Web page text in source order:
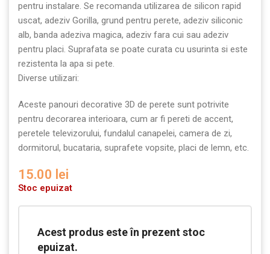
pentru instalare. Se recomanda utilizarea de silicon rapid
uscat, adeziv Gorilla, grund pentru perete, adeziv siliconic
alb, banda adeziva magica, adeziv fara cui sau adeziv
pentru placi. Suprafata se poate curata cu usurinta si este
rezistenta la apa si pete.
Diverse utilizari:
Aceste panouri decorative 3D de perete sunt potrivite
pentru decorarea interioara, cum ar fi pereti de accent,
peretele televizorului, fundalul canapelei, camera de zi,
dormitorul, bucataria, suprafete vopsite, placi de lemn, etc.
15.00 lei
Stoc epuizat
Acest produs este în prezent stoc
epuizat.